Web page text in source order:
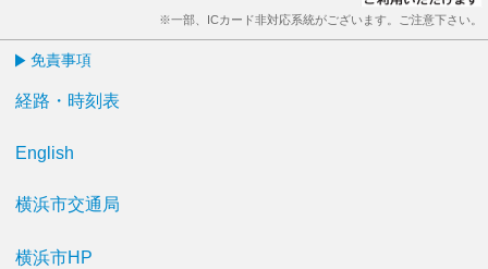
※一部、ICカード非対応系統がございます。ご注意下さい。
免責事項
経路・時刻表
English
横浜市交通局
横浜市HP